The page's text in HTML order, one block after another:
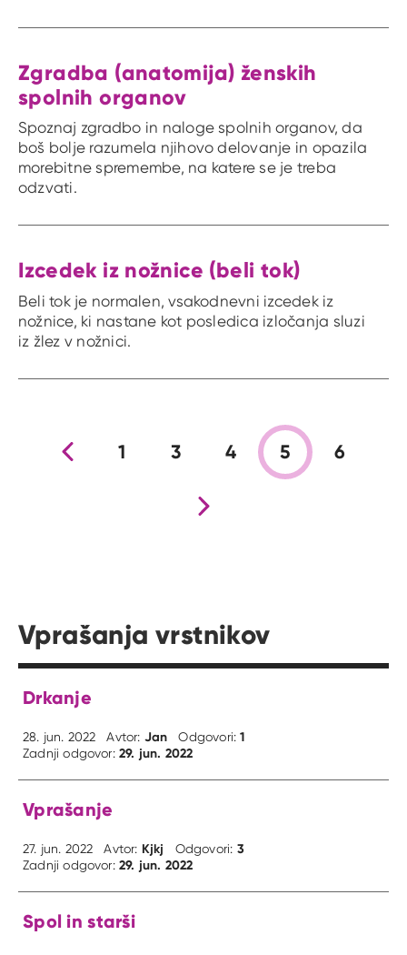
Zgradba (anatomija) ženskih
spolnih organov
Spoznaj zgradbo in naloge spolnih organov, da
boš bolje razumela njihovo delovanje in opazila
morebitne spremembe, na katere se je treba
odzvati.
Izcedek iz nožnice (beli tok)
Beli tok je normalen, vsakodnevni izcedek iz
nožnice, ki nastane kot posledica izločanja sluzi
iz žlez v nožnici.
Prejšnja stran
1 3 4 5 6
Nova stran
Vprašanja vrstnikov
Drkanje
28. jun. 2022 Avtor: Jan Odgovori:1
Zadnji odgovor:29. jun. 2022
Vprašanje
27. jun. 2022 Avtor: Kjkj Odgovori: 3
Zadnji odgovor:29. jun. 2022
Spol in starši